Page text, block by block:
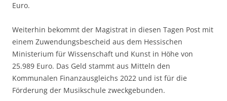
Euro.
Weiterhin bekommt der Magistrat in diesen Tagen Post mit
einem Zuwendungsbescheid aus dem Hessischen
Ministerium für Wissenschaft und Kunst in Höhe von
25.989 Euro. Das Geld stammt aus Mitteln den
Kommunalen Finanzausgleichs 2022 und ist für die
Förderung der Musikschule zweckgebunden.